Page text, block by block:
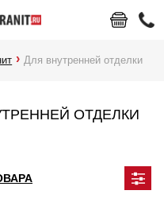
Для внутренней отделки
ОТДЕЛКИ